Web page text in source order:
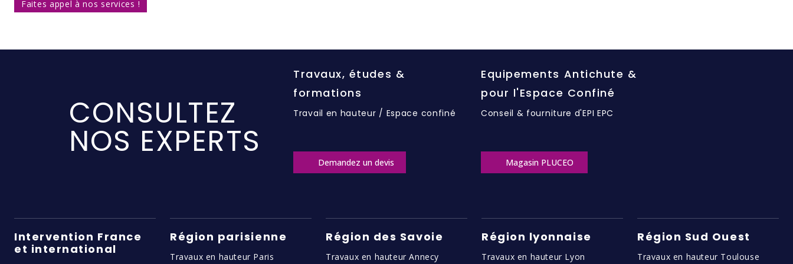
Faites appel à nos services !
CONSULTEZ
NOS EXPERTS
Travaux, études &
formations
Travail en hauteur / Espace confiné
Demandez un devis
Equipements Antichute &
pour l'Espace Confiné
Conseil & fourniture d'EPI EPC
Magasin PLUCEO
Intervention France
et international
Région parisienne
Travaux en hauteur Paris
Région des Savoie
Travaux en hauteur Annecy
Région lyonnaise
Travaux en hauteur Lyon
Région Sud Ouest
Travaux en hauteur Toulouse